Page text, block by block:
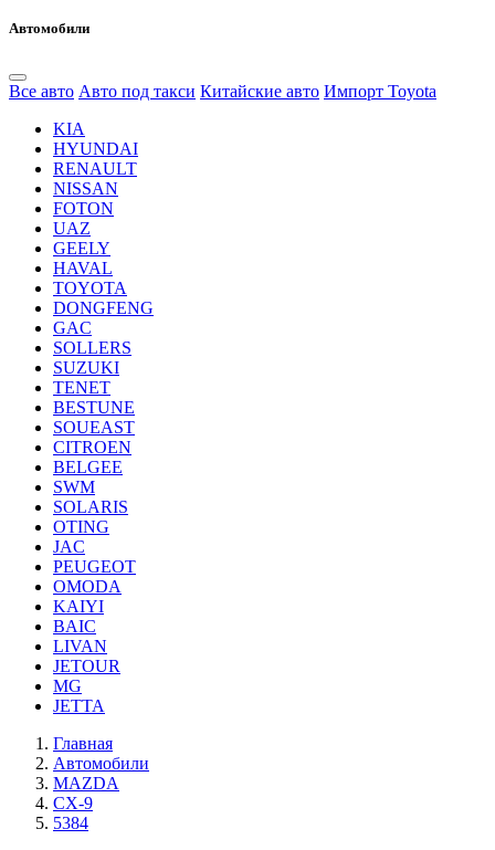
Автомобили
Все авто Авто под такси Китайские авто Импорт Toyota
KIA
HYUNDAI
RENAULT
NISSAN
FOTON
UAZ
GEELY
HAVAL
TOYOTA
DONGFENG
GAC
SOLLERS
SUZUKI
TENET
BESTUNE
SOUEAST
CITROEN
BELGEE
SWM
SOLARIS
OTING
JAC
PEUGEOT
OMODA
KAIYI
BAIC
LIVAN
JETOUR
MG
JETTA
Главная
Автомобили
MAZDA
CX-9
5384